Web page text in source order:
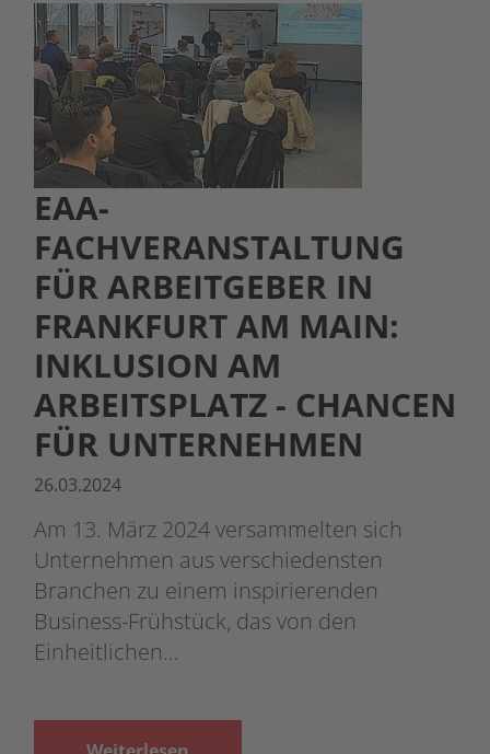
EAA-
FACHVERANSTALTUNG
FÜR ARBEITGEBER IN
FRANKFURT AM MAIN:
INKLUSION AM
ARBEITSPLATZ - CHANCEN
FÜR UNTERNEHMEN
26.03.2024
Am 13. März 2024 versammelten sich
Unternehmen aus verschiedensten
Branchen zu einem inspirierenden
Business-Frühstück, das von den
Einheitlichen…